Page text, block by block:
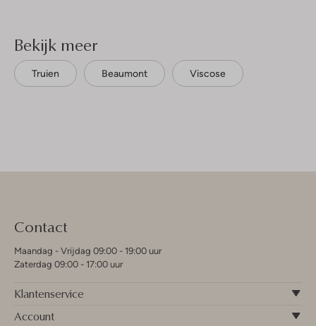
Bekijk meer
Truien Beaumont Viscose
Contact
Maandag - Vrijdag 09:00 - 19:00 uur
Zaterdag 09:00 - 17:00 uur
Klantenservice
Account